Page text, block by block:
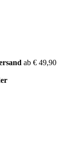
ab € 49,90